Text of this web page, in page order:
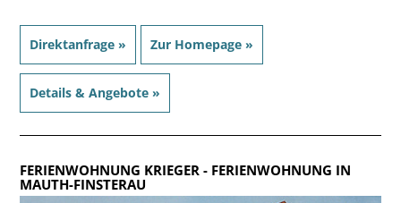
Direktanfrage » Zur Homepage »
Details & Angebote »
FERIENWOHNUNG KRIEGER- FERIENWOHNUNG IN
MAUTH-FINSTERAU